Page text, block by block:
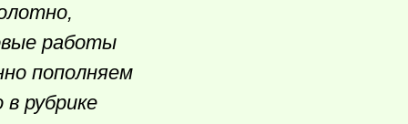
работы
пополняем
рубрике